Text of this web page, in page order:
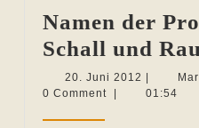
Namen der
Schall und
20. Juni 2012 20.
Juni
0 Comment
01:54